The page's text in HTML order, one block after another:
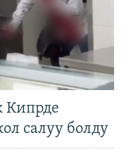
Кипрде
салуу болду